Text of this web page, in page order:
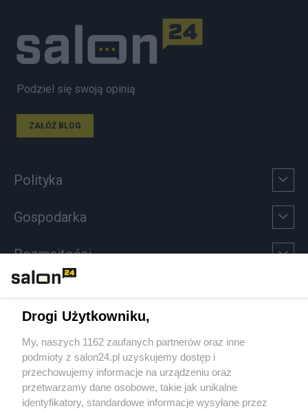
Podziel się swoją opinią
ZAŁÓŻ BLOG
Polityka
Gospodarka
Rozmaitości
Sport
Społeczeństwo
Kultura
Drogi Użytkowniku,
My, naszych 1162 zaufanych partnerów oraz inne
podmioty z salon24.pl uzyskujemy dostęp i
przechowujemy informacje na urządzeniu oraz
przetwarzamy dane osobowe, takie jak unikalne
identyfikatory, standardowe informacje wysyłane przez